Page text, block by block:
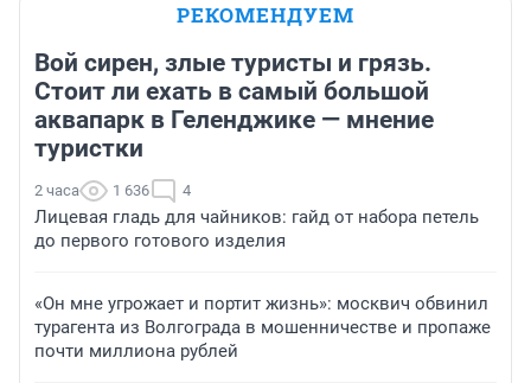
РЕКОМЕНДУЕМ
Вой сирен, злые туристы и грязь.
Стоит ли ехать в самый большой
аквапарк в Геленджике — мнение
туристки
2 часа 1 636 4
Лицевая гладь для чайников: гайд от набора петель
до первого готового изделия
«Он мне угрожает и портит жизнь»: москвич обвинил
турагента из Волгограда в мошенничестве и пропаже
почти миллиона рублей